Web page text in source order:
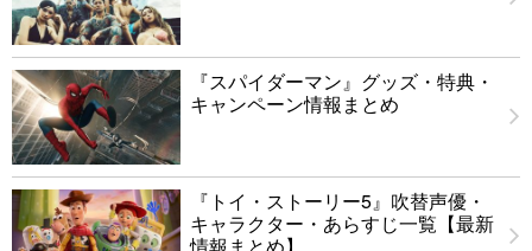
『スパイダーマン』グッズ・特典・
キャンペーン情報まとめ
『トイ・ストーリー5』吹替声優・
キャラクター・あらすじ一覧【最新